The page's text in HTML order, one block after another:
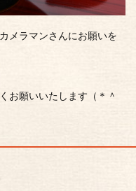
メラマンさんにお願いを
お願いいたします（＊＾